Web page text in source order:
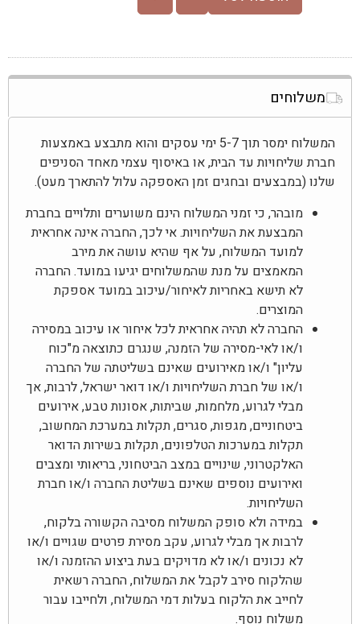
משלוחים
המשלוח ימסר תוך 5-7 ימי עסקים והוא מתבצע באמצעות
חברת שליחויות עד הבית, או באיסוף עצמי מאחד הסניפים
שלנו (במבצעים ובחגים זמן האספקה עלול להתארך מעט).
מובהר, כי זמני המשלוח הינם משוערים ותלויים בחברת
המבצעת את השליחויות. אי לכך, החברה אינה אחראית
למועד המשלוח, על אף שהיא עושה את מירב
המאמצים על מנת שהמשלוחים יגיעו במועד. החברה
לא תישא באחריות לאיחור/עיכוב במועד אספקת
המוצרים.
החברה לא תהיה אחראית לכל איחור או עיכוב במסירה
ו/או לאי-מסירה של הזמנה, שנגרם כתוצאה מ"כוח
עליון" ו/או מאירועים שאינם בשליטתה של החברה
ו/או של חברת השליחויות ו/או דואר ישראל, לרבות, אך
מבלי לגרוע, מלחמות, שביתות, אסונות טבע, אירועים
ביטחוניים, מגפות, סגרים, תקלות במערכת המחשוב,
תקלות במערכות הטלפונים, תקלות בשירות הדואר
האלקטרוני, שינויים במצב הביטחוני, בריאותי ומצבים
ואירועים נוספים שאינם בשליטת החברה ו/או חברת
השליחויות.
במידה ולא סופק המשלוח מסיבה הקשורה בלקוח,
לרבות אך מבלי לגרוע, עקב מסירת פרטים שגויים ו/או
לא נכונים ו/או לא מדויקים בעת ביצוע ההזמנה ו/או
שהלקוח סירב לקבל את המשלוח, החברה רשאית
לחייב את הלקוח בעלות דמי המשלוח, ולחייבו עבור
משלוח נוסף.